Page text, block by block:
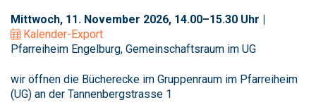
Mittwoch, 11. November 2026, 14.00–15.30 Uhr |
Kalender-Export
Pfarreiheim Engelburg, Gemeinschaftsraum im UG
wir öffnen die Bücherecke im Gruppenraum im Pfarreiheim
(UG) an der Tannenbergstrasse 1